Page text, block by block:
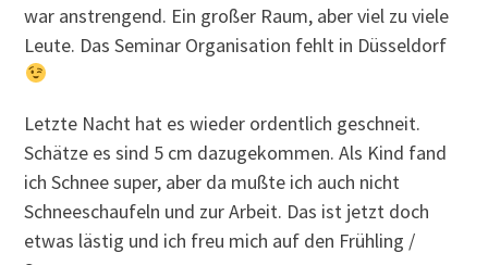
war anstrengend. Ein großer Raum, aber viel zu viele
Leute. Das Seminar Organisation fehlt in Düsseldorf
Letzte Nacht hat es wieder ordentlich geschneit.
Schätze es sind 5 cm dazugekommen. Als Kind fand
ich Schnee super, aber da mußte ich auch nicht
Schneeschaufeln und zur Arbeit. Das ist jetzt doch
etwas lästig und ich freu mich auf den Frühling /